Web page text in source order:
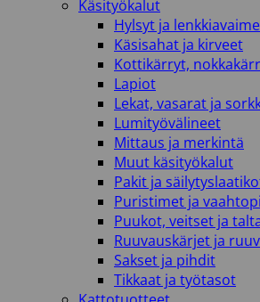
Käsityökalut
Hylsyt ja
Käsisahat ja kirveet
Kottikärryt,
Lapiot
Lekat, vasarat ja
Lumityövälineet
Mittaus ja merkintä
Muut käsityökalut
Pakit ja
Puristimet ja
Puukot, veitset ja
Ruuvauskärjet ja
Sakset ja pihdit
Tikkaat ja työtasot